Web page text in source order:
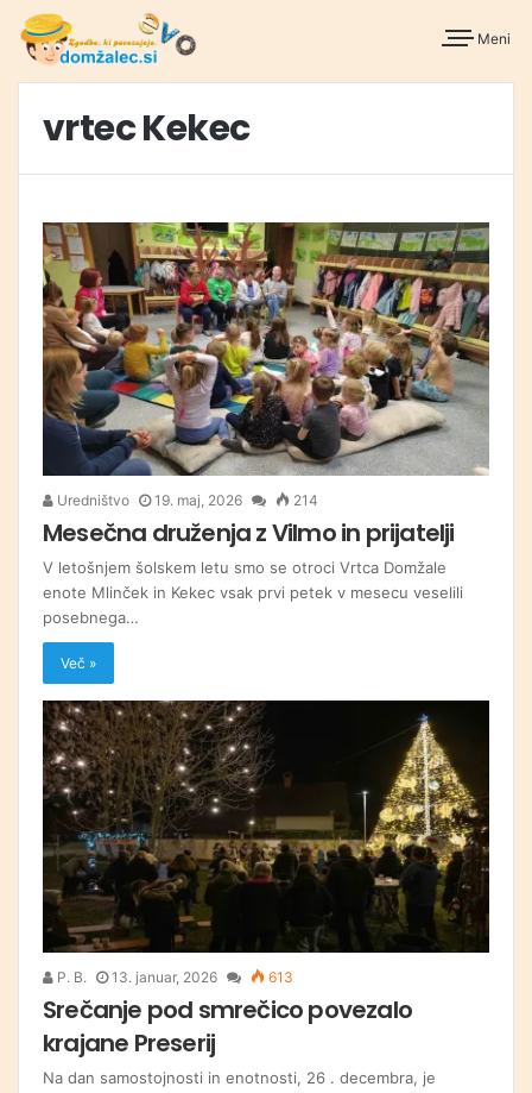
Meni
vrtec Kekec
Uredništvo 19. maj, 2026 214
Mesečna druženja z Vilmo in prijatelji
V letošnjem šolskem letu smo se otroci Vrtca Domžale
enote Mlinček in Kekec vsak prvi petek v mesecu veselili
posebnega…
Več »
P. B. 13. januar, 2026 613
Srečanje pod smrečico povezalo
krajane Preserij
Na dan samostojnosti in enotnosti, 26 . decembra, je